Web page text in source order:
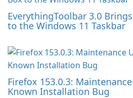
EverythingToolbar 3.0
to the Windows 11 Taskbar
Firefox 153.0.3:
Known Installation Bug